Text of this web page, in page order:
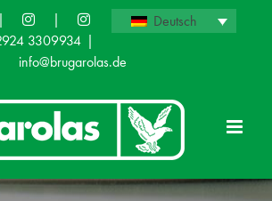
Deutsch
|
|
3309934 |
info@brugarolas.de